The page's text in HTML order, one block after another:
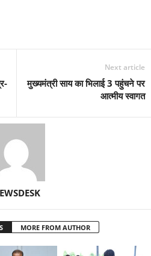
Next article
मुख्यमंत्री साय का भिलाई 3 पहुंचने पर
आत्मीय स्वागत
MORE FROM AUTHOR